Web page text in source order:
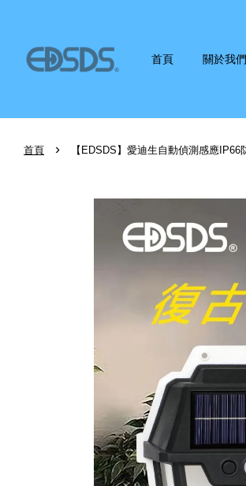
首頁 關於我們
首頁 › 【EDSDS】愛迪生自動偵測感應